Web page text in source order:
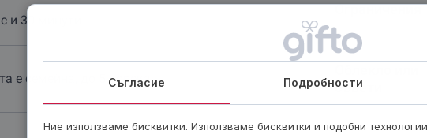
и 30 минути.
е семейна, до 5 човека.
Ограничения
съвети
Съгласие Подробности
Ние използваме бисквитки. Използваме бисквитки и подобни